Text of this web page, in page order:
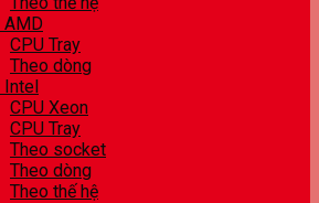
AMD
CPU Tray
Theo dòng
Intel
CPU Xeon
CPU Tray
Theo socket
Theo dòng
Theo thế hệ